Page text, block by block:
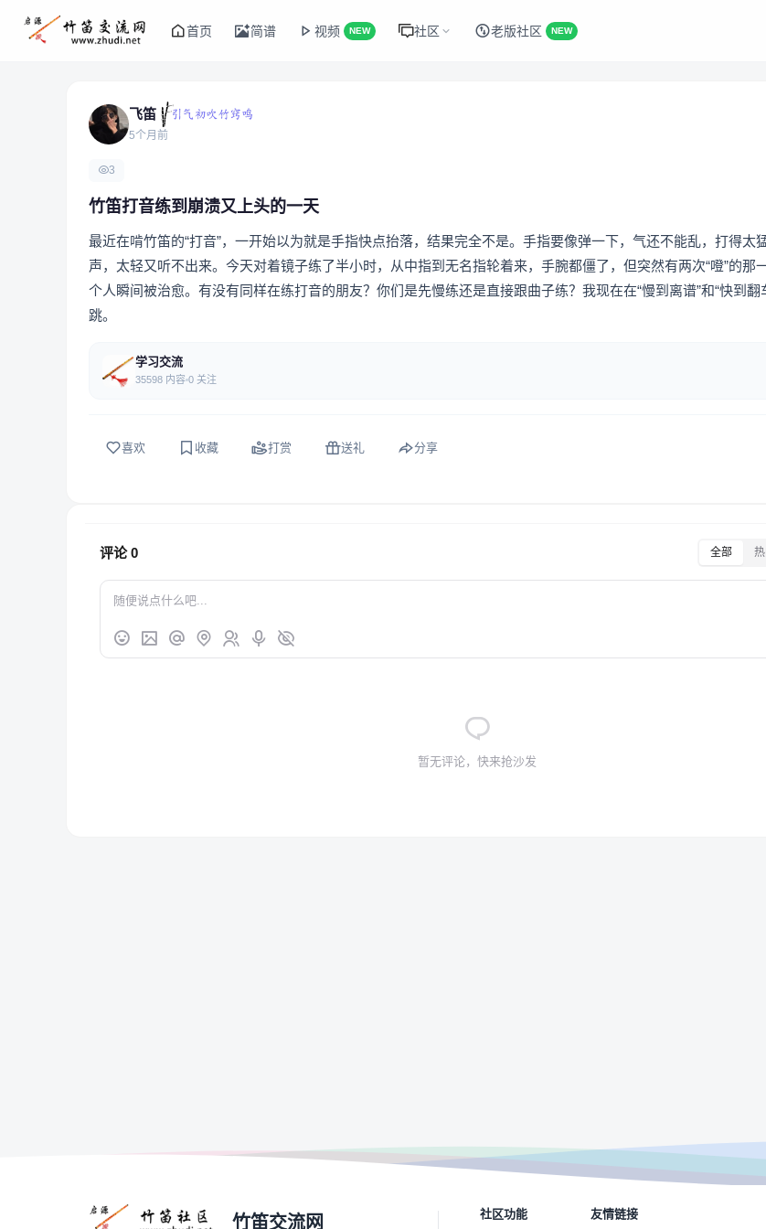
首页 简谱 视频 NEW 社区 老版社区 NEW
飞笛
5个月前
3
竹笛打音练到崩溃又上头的一天
最近在啃竹笛的“打音”，一开始以为就是手指快点抬落，结果完全不是。手指要像弹一下，气还不能乱，打得太
声，太轻又听不出来。今天对着镜子练了半小时，从中指到无名指轮着来，手腕都僵了，但突然有两次“噔”的那
个人瞬间被治愈。有没有同样在练打音的朋友？你们是先慢练还是直接跟曲子练？我现在在“慢到离谱”和“快到翻
跳。
学习交流
35598 内容 0 关注
喜欢 收藏 打赏 送礼 分享
评论0 全部 热
暂无评论，快来抢沙发
竹笛交流网 社区功能 友情链接